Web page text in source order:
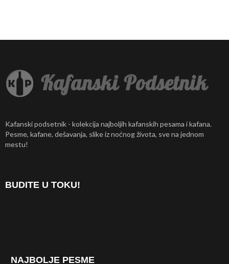
Kafanski podsetnik - kolekcija najboljih kafanskih pesama i kafana.
Pesme, kafane, dešavanja, slike iz noćnog života, sve na jednom
mestu!
BUDITE U TOKU!
NAJBOLJE PESME